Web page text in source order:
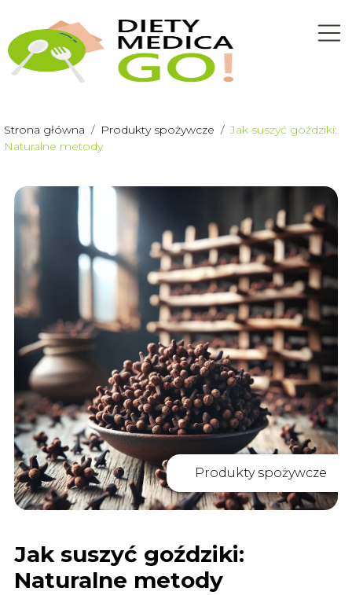
Strona główna / Produkty spożywcze /Jak suszyć goździki:
Naturalne metody
Produkty spożywcze
Jak suszyć goździki:
Naturalne metody